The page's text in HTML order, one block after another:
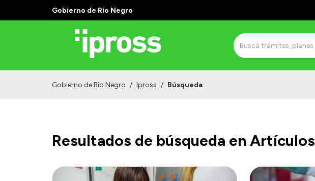
Gobierno de Río Negro
Gobierno de Río Negro / Ipross / Búsqueda
Resultados de búsqueda en Artículos